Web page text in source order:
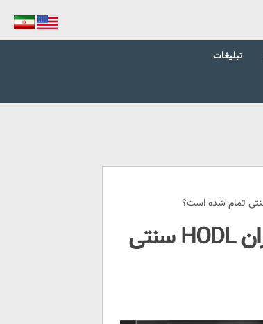
تبلیغات
سرمایه‌گذاری پویا در کریپتو؛ چرا دوران HODL سنتی